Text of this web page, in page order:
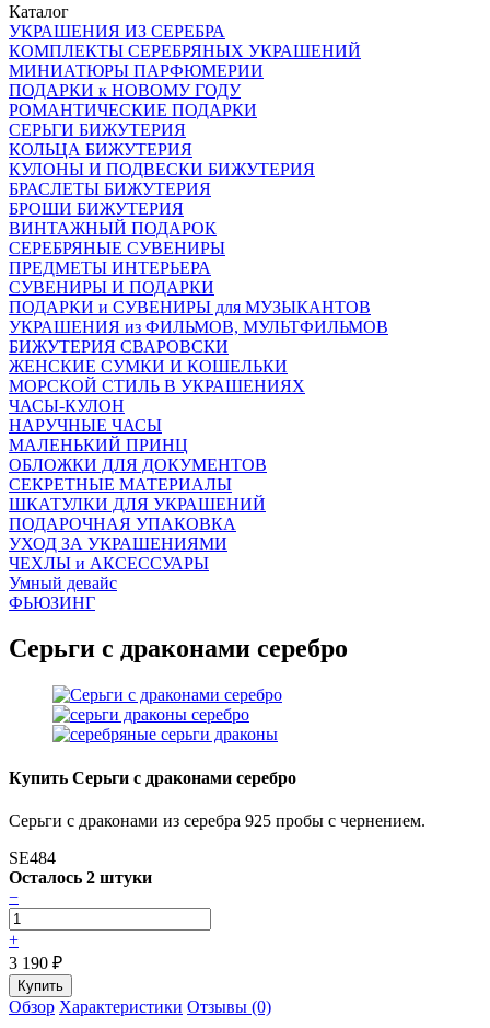
Каталог
УКРАШЕНИЯ ИЗ СЕРЕБРА
КОМПЛЕКТЫ СЕРЕБРЯНЫХ УКРАШЕНИЙ
МИНИАТЮРЫ ПАРФЮМЕРИИ
ПОДАРКИ к НОВОМУ ГОДУ
РОМАНТИЧЕСКИЕ ПОДАРКИ
СЕРЬГИ БИЖУТЕРИЯ
КОЛЬЦА БИЖУТЕРИЯ
КУЛОНЫ И ПОДВЕСКИ БИЖУТЕРИЯ
БРАСЛЕТЫ БИЖУТЕРИЯ
БРОШИ БИЖУТЕРИЯ
ВИНТАЖНЫЙ ПОДАРОК
СЕРЕБРЯНЫЕ СУВЕНИРЫ
ПРЕДМЕТЫ ИНТЕРЬЕРА
СУВЕНИРЫ И ПОДАРКИ
ПОДАРКИ и СУВЕНИРЫ для МУЗЫКАНТОВ
УКРАШЕНИЯ из ФИЛЬМОВ, МУЛЬТФИЛЬМОВ
БИЖУТЕРИЯ СВАРОВСКИ
ЖЕНСКИЕ СУМКИ И КОШЕЛЬКИ
МОРСКОЙ СТИЛЬ В УКРАШЕНИЯХ
ЧАСЫ-КУЛОН
НАРУЧНЫЕ ЧАСЫ
МАЛЕНЬКИЙ ПРИНЦ
ОБЛОЖКИ ДЛЯ ДОКУМЕНТОВ
СЕКРЕТНЫЕ МАТЕРИАЛЫ
ШКАТУЛКИ ДЛЯ УКРАШЕНИЙ
ПОДАРОЧНАЯ УПАКОВКА
УХОД ЗА УКРАШЕНИЯМИ
ЧEХЛЫ и АКСЕССУАРЫ
Умный девайс
ФЬЮЗИНГ
Серьги с драконами серебро
Купить Серьги с драконами серебро
Серьги с драконами из серебра 925 пробы с чернением.
SE484
Осталось 2 штуки
−
+
3 190 ₽
Обзор Характеристики Отзывы (0)